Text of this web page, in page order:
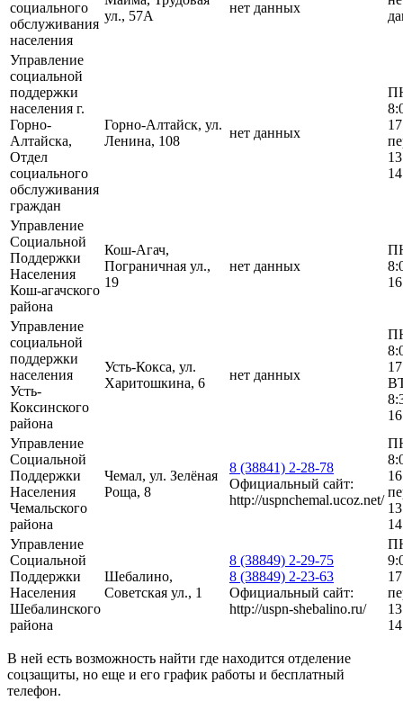
социального
обслуживания
населения
ул., 57А
нет данных
Управление
социальной
поддержки
населения г.
Горно-
Алтайска,
Отдел
социального
обслуживания
граждан
Горно-Алтайск, ул.
Ленина, 108
нет данных
Управление
Социальной
Поддержки
Населения
Кош-агачского
района
Кош-Агач,
Пограничная ул.,
19
нет данных
Управление
социальной
поддержки
населения
Усть-
Коксинского
района
Усть-Кокса, ул.
Харитошкина, 6
нет данных
Управление
Социальной
Поддержки
Населения
Чемальского
района
Чемал, ул. Зелёная
Роща, 8
8 (38841) 2-28-78
Официальный сайт:
http://uspnchemal.ucoz.net/
Управление
Социальной
Поддержки
Населения
Шебалинского
района
Шебалино,
Советская ул., 1
8 (38849) 2-29-75
8 (38849) 2-23-63
Официальный сайт:
http://uspn-shebalino.ru/
В ней есть возможность найти где находится отделение
соцзащиты, но еще и его график работы и бесплатный
телефон.